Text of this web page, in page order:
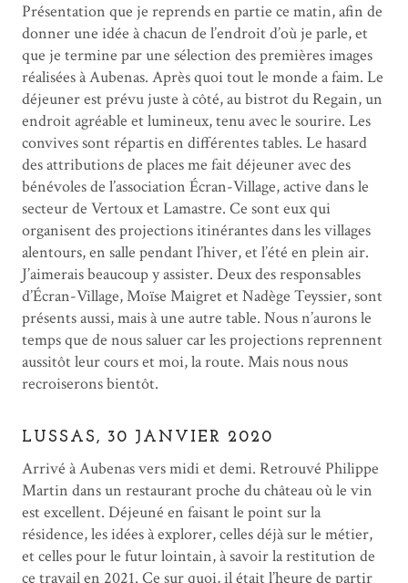
Présentation que je reprends en partie ce matin, afin de
donner une idée à chacun de l’endroit d’où je parle, et
que je termine par une sélection des premières images
réalisées à Aubenas. Après quoi tout le monde a faim. Le
déjeuner est prévu juste à côté, au bistrot du Regain, un
endroit agréable et lumineux, tenu avec le sourire. Les
convives sont répartis en différentes tables. Le hasard
des attributions de places me fait déjeuner avec des
bénévoles de l’association Écran-Village, active dans le
secteur de Vertoux et Lamastre. Ce sont eux qui
organisent des projections itinérantes dans les villages
alentours, en salle pendant l’hiver, et l’été en plein air.
J’aimerais beaucoup y assister. Deux des responsables
d’Écran-Village, Moïse Maigret et Nadège Teyssier, sont
présents aussi, mais à une autre table. Nous n’aurons le
temps que de nous saluer car les projections reprennent
aussitôt leur cours et moi, la route. Mais nous nous
recroiserons bientôt.
LUSSAS, 30 JANVIER 2020
Arrivé à Aubenas vers midi et demi. Retrouvé Philippe
Martin dans un restaurant proche du château où le vin
est excellent. Déjeuné en faisant le point sur la
résidence, les idées à explorer, celles déjà sur le métier,
et celles pour le futur lointain, à savoir la restitution de
ce travail en 2021. Ce sur quoi, il était l’heure de partir